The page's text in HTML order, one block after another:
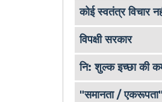
कोई स्वतंत्र विचार
विपक्षी सरकार
नि: शुल्क इच्छा की
"समानता / एकरूपता"